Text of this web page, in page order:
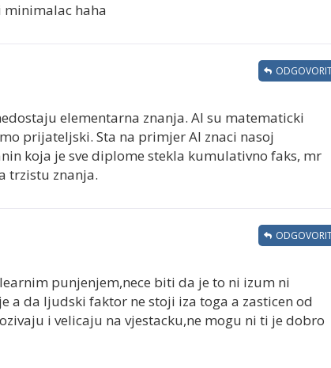
minimalac haha
elementarna znanja. AI su matematicki
prijateljski. Sta na primjer AI znaci nasoj
koja je sve diplome stekla kumulativno faks, mr
trzistu znanja.
punjenjem,nece biti da je to ni izum ni
a da ljudski faktor ne stoji iza toga a zasticen od
i velicaju na vjestacku,ne mogu ni ti je dobro